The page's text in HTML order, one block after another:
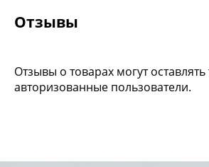
Отзывы
Отзывы о товарах могут оставлять
авторизованные пользователи.